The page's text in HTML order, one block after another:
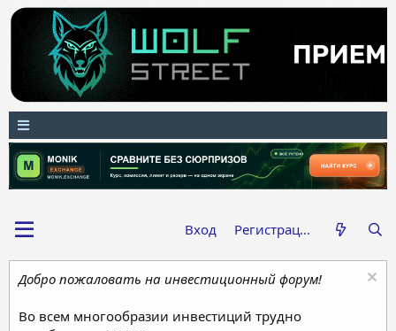
Вход Регистрация
Добро пожаловать на инвестиционный форум!
Во всем многообразии инвестиций трудно